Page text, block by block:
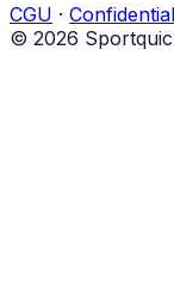
CGU ·
© 2026